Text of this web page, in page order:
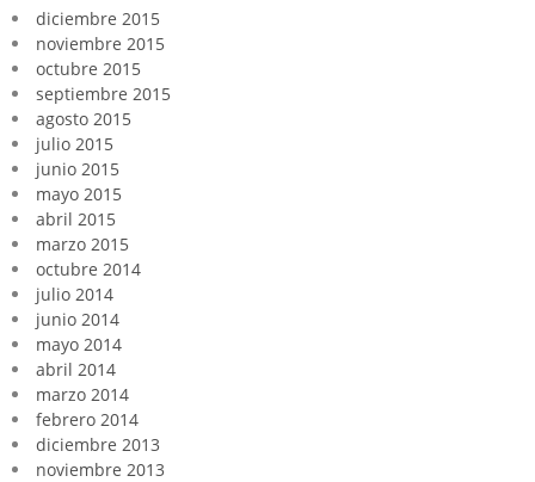
diciembre 2015
noviembre 2015
octubre 2015
septiembre 2015
agosto 2015
julio 2015
junio 2015
mayo 2015
abril 2015
marzo 2015
octubre 2014
julio 2014
junio 2014
mayo 2014
abril 2014
marzo 2014
febrero 2014
diciembre 2013
noviembre 2013